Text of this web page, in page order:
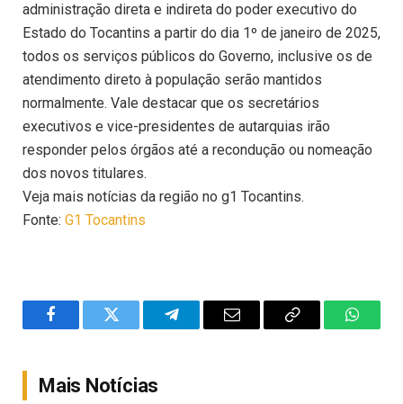
administração direta e indireta do poder executivo do
Estado do Tocantins a partir do dia 1º de janeiro de 2025,
todos os serviços públicos do Governo, inclusive os de
atendimento direto à população serão mantidos
normalmente. Vale destacar que os secretários
executivos e vice-presidentes de autarquias irão
responder pelos órgãos até a recondução ou nomeação
dos novos titulares.
Veja mais notícias da região no g1 Tocantins.
Fonte: G1 Tocantins
FacebookTwitter TelegramEmail
Copy
Mais Notícias